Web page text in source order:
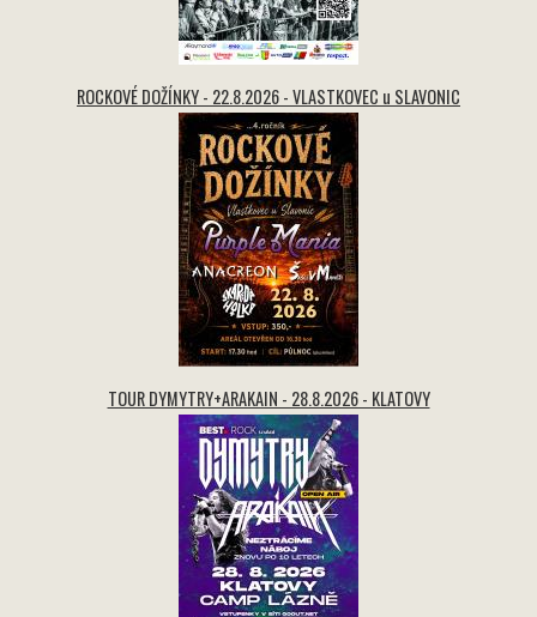
ROCKOVÉ DOŽÍNKY - 22.8.2026 - VLASTKOVEC u SLAVONIC
TOUR DYMYTRY+ARAKAIN - 28.8.2026 - KLATOVY